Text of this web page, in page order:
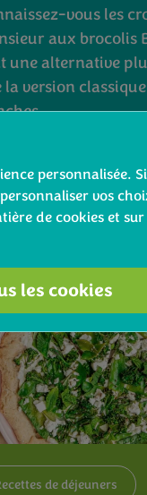
vous les
aux brocolis
une alternative
la version
Voir la recette
de déjeuners
personnalisée. Si
vos
de cookies et
les cookies